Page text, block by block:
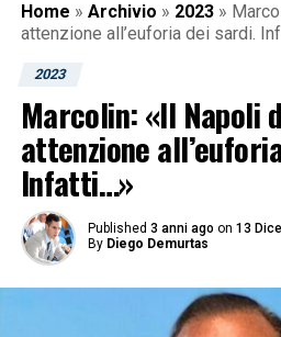
Home » Archivio » 2023 »
attenzione all’euforia dei sardi.
2023
Marcolin: «Il Napoli
attenzione
Infatti…»
Published 3 anni ago on 13
By Diego Demurtas